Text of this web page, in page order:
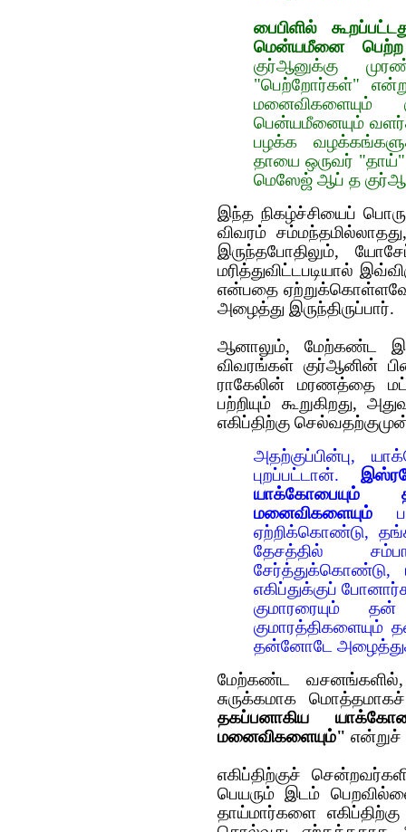
பைபிளில்
மென்யமீனை பெற்ற
குர்ஆனுக்கு
"பெற்றோர்கள்"
மனைவிகளையும்
பென்யமீனையும்
பழக்க
தாயை ஒருவர்
மெஸேஜ் ஆப் த
இந்த நிகழ்ச்சியைப்
விவரம்
இருந்தபோதிலும்,
மரித்துவிட்டபடியால்
என்பதை
அழைத்து இருந்திருப்பார்.
ஆனாலும், மேற்கண்ட
விவரங்கள் குர்ஆனின்
ராகேலின் மரணத்தை
பற்றியும் கூறுகிறது,
எகிப்திற்கு
அதற்குப்பின்பு,
புறப்பட்டான்.
யாக்கோபையும்
மனைவிகளையும்
ஏற்றிக்கொண்டு,
தேசத்தில்
சேர்த்துக்கொண்டு,
எகிப்துக்குப்
குமாரரையும்
குமாரத்திகளையும்
தன்னோடே
மேற்கண்ட வசனங்களில்,
சுருக்கமாக
தகப்பனாகிய
மனைவிகளையும்" என்றுச்
எகிப்திற்குச்
பெயரும் இடம்
தாய்மார்களை